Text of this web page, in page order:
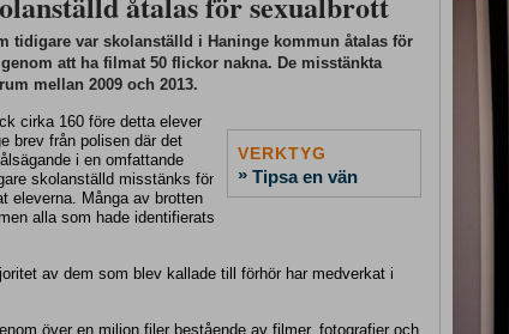
tidigare var skolanställd i Haninge kommun åtalas för
att ha filmat 50 flickor nakna. De misstänkta
mellan 2009 och 2013.
VERKTYG
» Tipsa en vän
cirka 160 före detta elever
brev från polisen där det
i en omfattande
skolanställd misstänks för
eleverna. Många av brotten
alla som hade identifierats
av dem som blev kallade till förhör har medverkat i
över en miljon filer bestående av filmer, fotografier och